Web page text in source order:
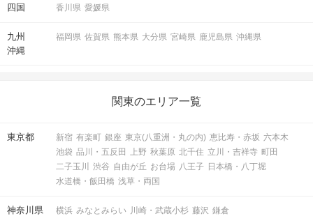
四国 香川県 愛媛県
九州
沖縄
福岡県 佐賀県 熊本県 大分県 宮崎県 鹿児島県 沖縄県
関東のエリア一覧
東京都 新宿 有楽町 銀座 東京(八重洲・丸の内) 恵比寿・赤坂 六本木
池袋 品川・五反田 上野 秋葉原 北千住 立川・吉祥寺 町田
二子玉川
渋谷 自由が丘 お台場 八王子 日本橋・八丁堀
水道橋・飯田橋 浅草・両国
神奈川県 横浜 みなとみらい 川崎・武蔵小杉 藤沢 鎌倉